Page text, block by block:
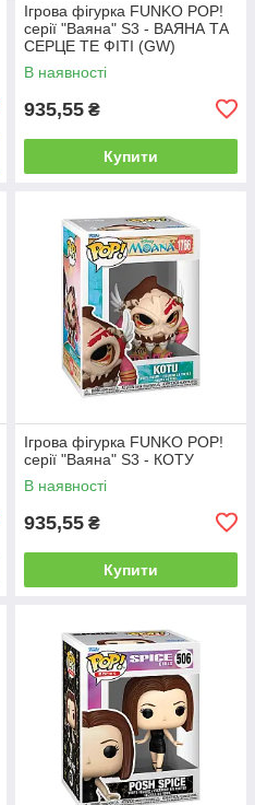
Ігрова фігурка FUNKO POP!
серії "Ваяна" S3 - ВАЯНА ТА
СЕРЦЕ ТЕ ФІТІ (GW)
В наявності
935,55 ₴
Купити
Ігрова фігурка FUNKO POP!
серії "Ваяна" S3 - КОТУ
В наявності
935,55 ₴
Купити